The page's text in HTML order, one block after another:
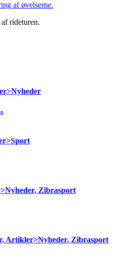
af øvelserne.
rideturen.
Zibrasport
Artikler>Nyheder, Zibrasport